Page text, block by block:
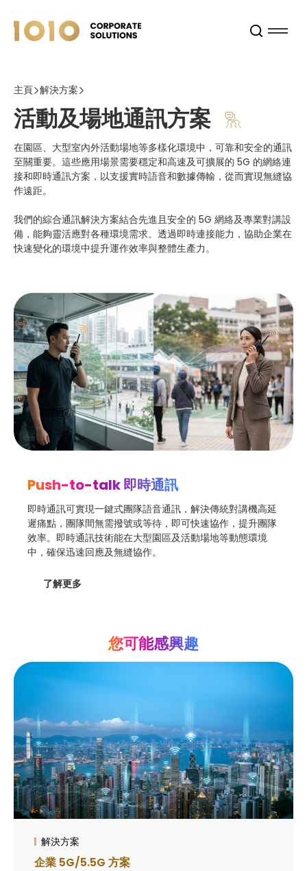
主頁 解決方案
活動及場地通訊方案
在園區、大型室內外活動場地等多樣化環境中，可靠和安全的通訊
至關重要。這些應用場景需要穩定和高速及可擴展的 5G 的網絡連
接和即時通訊方案，以支援實時語音和數據傳輸，從而實現無縫協
作遠距。
我們的綜合通訊解決方案結合先進且安全的 5G 網絡及專業對講設
備，能夠靈活應對各種環境需求。透過即時連接能力，協助企業在
快速變化的環境中提升運作效率與整體生產力。
Push-to-talk 即時通訊
即時通訊可實現一鍵式團隊語音通訊，解決傳統對講機高延
遲痛點，團隊間無需撥號或等待，即可快速協作，提升團隊
效率。即時通訊技術能在大型園區及活動場地等動態環境
中，確保迅速回應及無縫協作。
了解更多
您可能感興趣
解決方案
企業 5G/5.5G 方案